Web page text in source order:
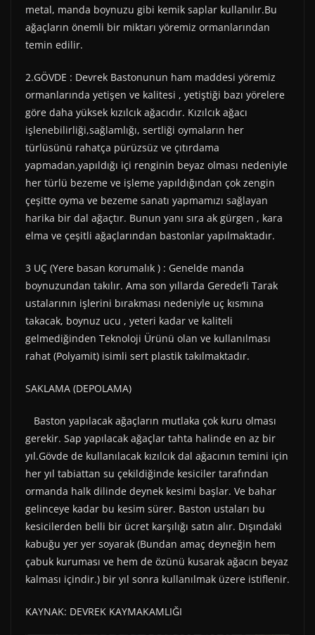
metal, manda boynuzu gibi kemik saplar kullanılır.Bu
ağaçların önemli bir miktarı yöremiz ormanlarından
temin edilir.
2.GÖVDE : Devrek Bastonunun ham maddesi yöremiz
ormanlarında yetişen ve kalitesi , yetiştiği bazı yörelere
göre daha yüksek kızılcık ağacıdır. Kızılcık ağacı
işlenebilirliği,sağlamlığı, sertliği oymaların her
türlüsünü rahatça pürüzsüz ve çıtırdama
yapmadan,yapıldığı içi renginin beyaz olması nedeniyle
her türlü bezeme ve işleme yapıldığından çok zengin
çeşitte oyma ve bezeme sanatı yapmamızı sağlayan
harika bir dal ağaçtır. Bunun yanı sıra ak gürgen , kara
elma ve çeşitli ağaçlarından bastonlar yapılmaktadır.
3 UÇ (Yere basan korumalık ) : Genelde manda
boynuzundan takılır. Ama son yıllarda Gerede‘li Tarak
ustalarının işlerini bırakması nedeniyle uç kısmına
takacak, boynuz ucu , yeteri kadar ve kaliteli
gelmediğinden Teknoloji Ürünü olan ve kullanılması
rahat (Polyamit) isimli sert plastik takılmaktadır.
SAKLAMA (DEPOLAMA)
Baston yapılacak ağaçların mutlaka çok kuru olması
gerekir. Sap yapılacak ağaçlar tahta halinde en az bir
yıl.Gövde de kullanılacak kızılcık dal ağacının temini için
her yıl tabiattan su çekildiğinde kesiciler tarafından
ormanda halk dilinde deynek kesimi başlar. Ve bahar
gelinceye kadar bu kesim sürer. Baston ustaları bu
kesicilerden belli bir ücret karşılığı satın alır. Dışındaki
kabuğu yer yer soyarak (Bundan amaç deyneğin hem
çabuk kuruması ve hem de özünü kusarak ağacın beyaz
kalması içindir.) bir yıl sonra kullanılmak üzere istiflenir.
KAYNAK: DEVREK KAYMAKAMLIĞI